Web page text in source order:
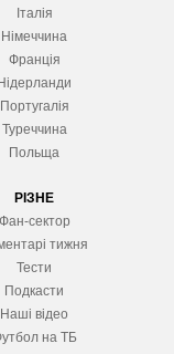
Італія
Німеччина
Франція
Нідерланди
Португалія
Туреччина
Польща
РІЗНЕ
Фан-сектор
тижня
Тести
Подкасти
Наші відео
на ТБ